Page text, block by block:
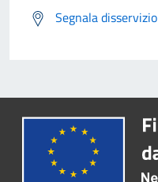
Segnala disservizio